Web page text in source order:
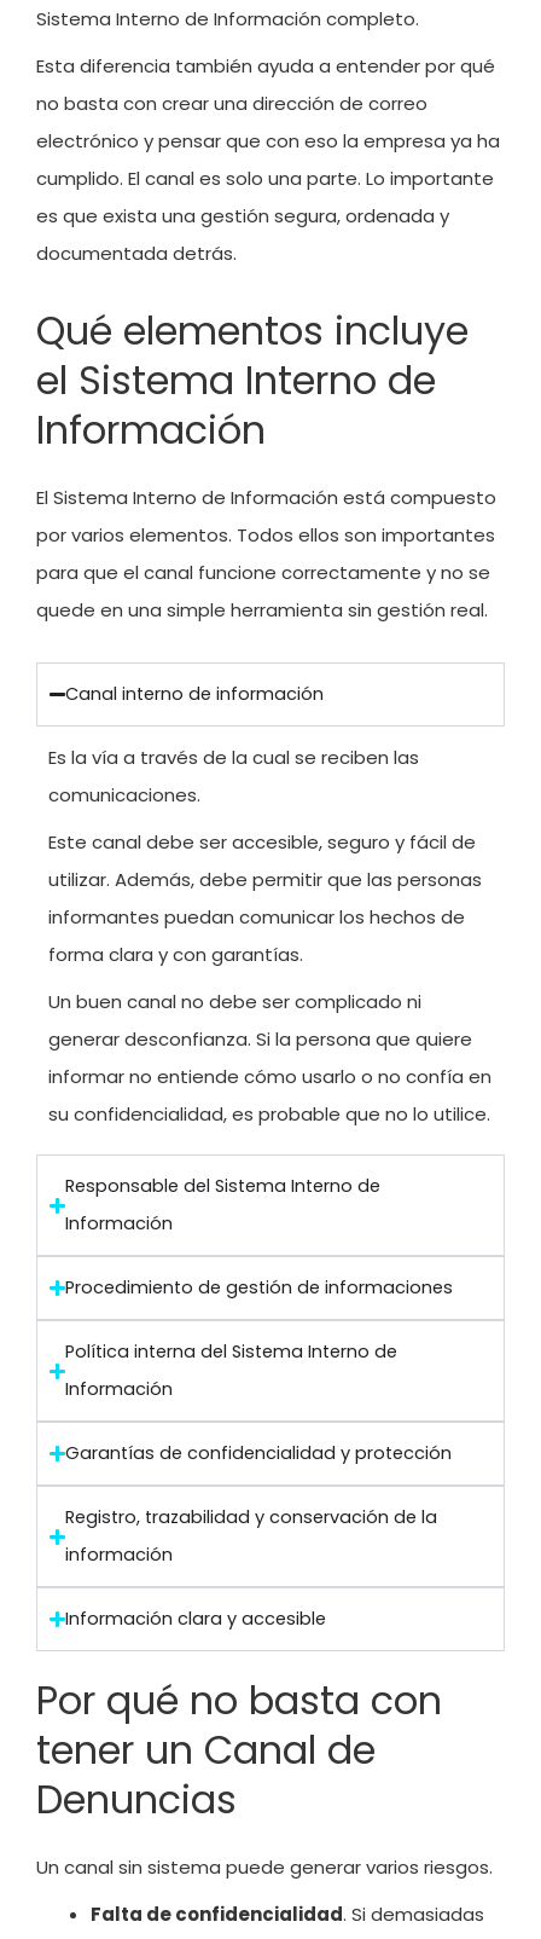
Sistema Interno de Información completo.
Esta diferencia también ayuda a entender por qué
no basta con crear una dirección de correo
electrónico y pensar que con eso la empresa ya ha
cumplido. El canal es solo una parte. Lo importante
es que exista una gestión segura, ordenada y
documentada detrás.
Qué elementos incluye
el Sistema Interno de
Información
El Sistema Interno de Información está compuesto
por varios elementos. Todos ellos son importantes
para que el canal funcione correctamente y no se
quede en una simple herramienta sin gestión real.
Canal interno de información
Es la vía a través de la cual se reciben las
comunicaciones.
Este canal debe ser accesible, seguro y fácil de
utilizar. Además, debe permitir que las personas
informantes puedan comunicar los hechos de
forma clara y con garantías.
Un buen canal no debe ser complicado ni
generar desconfianza. Si la persona que quiere
informar no entiende cómo usarlo o no confía en
su confidencialidad, es probable que no lo utilice.
Responsable del Sistema Interno de
Información
Procedimiento de gestión de informaciones
Política interna del Sistema Interno de
Información
Garantías de confidencialidad y protección
Registro, trazabilidad y conservación de la
información
Información clara y accesible
Por qué no basta con
tener un Canal de
Denuncias
Un canal sin sistema puede generar varios riesgos.
Falta de confidencialidad. Si demasiadas